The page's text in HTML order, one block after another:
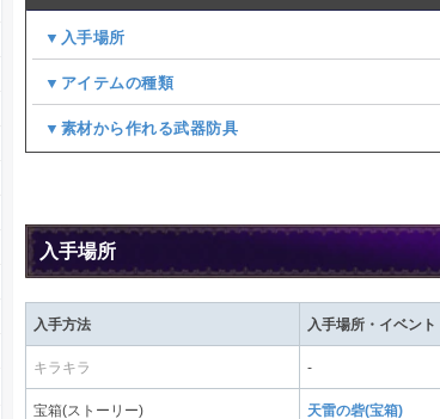
▼入手場所
▼アイテムの種類
▼素材から作れる武器防具
入手場所
入手方法 入手場所・イベント
キラキラ -
宝箱(ストーリー) 天雷の砦(宝箱)